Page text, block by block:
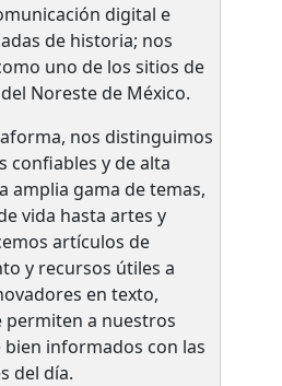
digital e
de historia; nos
uno de los sitios de
Noreste de México.
nos distinguimos
confiables y de alta
amplia gama de temas,
vida hasta artes y
artículos de
y recursos útiles a
en texto,
permiten a nuestros
informados con las
del día.